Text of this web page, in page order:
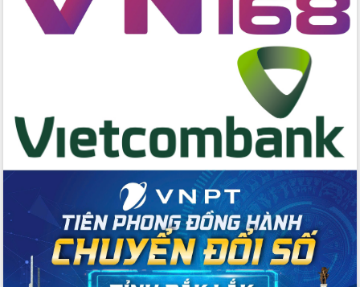
Đẩy mạnh cải cách hành chính, quyết
tâm đạt được mục tiêu tăng trưởng
Huy giữ chức Bí thư Đảng ủy Ủy Ban
Nhân dân tỉnh
Bệnh án điện tử thúc đẩy chuyển đổi
Chuyển đổi số thư viện: Mở rộng
không gian tri thức trong thời đại số
Đánh giá, rút kinh nghiệm công tác tổ
chức diễn tập trước ngày bầu cử
Chương trình “Gặp gỡ hữu nghị –
Friendship Meeting New Year 2026”